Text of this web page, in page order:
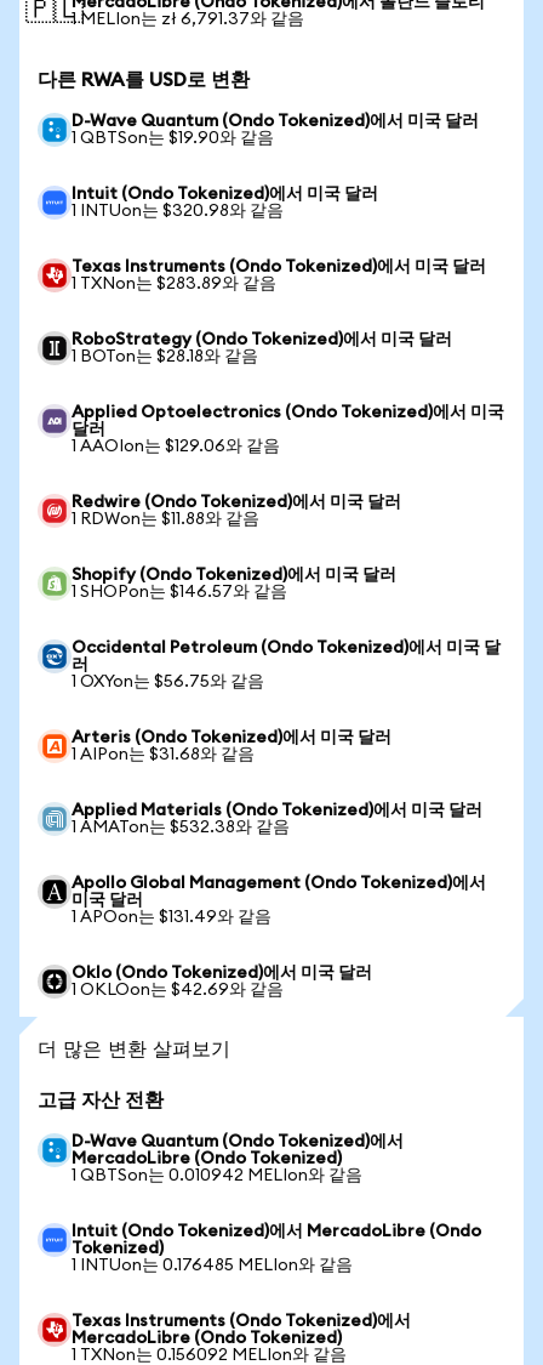
🇵🇱1 MELIon는 zł 6,791.37와 같음
다른 RWA를 USD로 변환
D-Wave Quantum (Ondo Tokenized)에서 미국 달러
1 QBTSon는 $19.90와 같음
Intuit (Ondo Tokenized)에서 미국 달러
1 INTUon는 $320.98와 같음
Texas Instruments (Ondo Tokenized)에서 미국 달러
1 TXNon는 $283.89와 같음
RoboStrategy (Ondo Tokenized)에서 미국 달러
1 BOTon는 $28.18와 같음
Applied Optoelectronics (Ondo Tokenized)에서 미국
달러
1 AAOIon는 $129.06와 같음
Redwire (Ondo Tokenized)에서 미국 달러
1 RDWon는 $11.88와 같음
Shopify (Ondo Tokenized)에서 미국 달러
1 SHOPon는 $146.57와 같음
Occidental Petroleum (Ondo Tokenized)에서 미국 달
러
1 OXYon는 $56.75와 같음
Arteris (Ondo Tokenized)에서 미국 달러
1 AIPon는 $31.68와 같음
Applied Materials (Ondo Tokenized)에서 미국 달러
1 AMATon는 $532.38와 같음
Apollo Global Management (Ondo Tokenized)에서
미국 달러
1 APOon는 $131.49와 같음
Oklo (Ondo Tokenized)에서 미국 달러
1 OKLOon는 $42.69와 같음
더 많은 변환 살펴보기
고급 자산 전환
D-Wave Quantum (Ondo Tokenized)에서
MercadoLibre (Ondo Tokenized)
1 QBTSon는 0.010942 MELIon와 같음
Intuit (Ondo Tokenized)에서 MercadoLibre (Ondo
Tokenized)
1 INTUon는 0.176485 MELIon와 같음
Texas Instruments (Ondo Tokenized)에서
MercadoLibre (Ondo Tokenized)
1 TXNon는 0.156092 MELIon와 같음